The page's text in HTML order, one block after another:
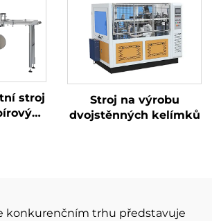
stroj
Stroj na výrobu
dvojstěnných kelímků
konkurenčním trhu představuje